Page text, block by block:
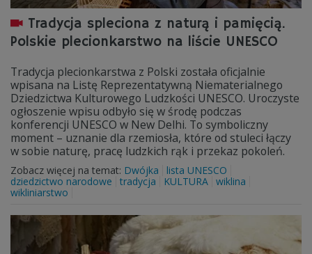
Tradycja spleciona z naturą i pamięcią.
Polskie plecionkarstwo na liście UNESCO
Tradycja plecionkarstwa z Polski została oficjalnie
wpisana na Listę Reprezentatywną Niematerialnego
Dziedzictwa Kulturowego Ludzkości UNESCO. Uroczyste
ogłoszenie wpisu odbyło się w środę podczas
konferencji UNESCO w New Delhi. To symboliczny
moment – uznanie dla rzemiosła, które od stuleci łączy
w sobie naturę, pracę ludzkich rąk i przekaz pokoleń.
Zobacz więcej na temat: Dwójka
lista UNESCO
dziedzictwo narodowe
tradycja KULTURA wiklina
wikliniarstwo